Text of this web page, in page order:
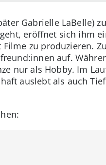
Gabrielle LaBelle)
eröffnet sich ihm
zu produzieren.
auf.
nur als Hobby. Im
auslebt als auch